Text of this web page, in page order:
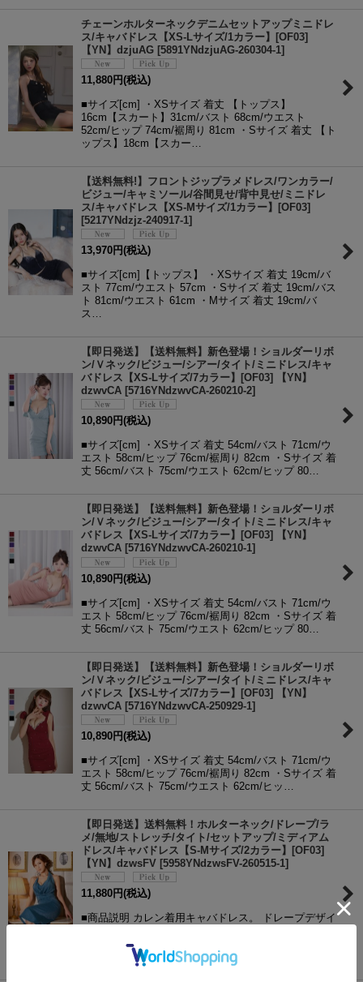
チェーンホルターネックデニムセットアップミニドレ
ス/キャバドレス【XS-Lサイズ/1カラー】[OF03]
【YN】dzjuAG [5891YNdzjuAG-260304-1]
11,880 円(税込)
■サイズ[cm] ・XSサイズ 着丈 【トップス】
16cm【スカート】31cm/バスト 68cm/ウエスト
52cm/ヒップ 74cm/裾周り 81cm ・Sサイズ 着丈 【ト
ップス】18cm【スカー…
【送料無料!】フロントジップラメドレス/ワンカラー/
ビジュー/キャミソール/谷間見せ/背中見せ/ミニドレ
ス/キャバドレス【XS-Mサイズ/1カラー】[OF03]
[5217YNdzjz-240917-1]
13,970 円(税込)
■サイズ[cm]【トップス】 ・XSサイズ 着丈 19cm/バ
スト 77cm/ウエスト 57cm ・Sサイズ 着丈 19cm/バス
ト 81cm/ウエスト 61cm ・Mサイズ 着丈 19cm/バ
ス…
【即日発送】【送料無料】新色登場！ショルダーリボ
ン/Ｖネック/ビジュー/シアー/タイト/ミニドレス/キャ
バドレス【XS-Lサイズ/7カラー】[OF03] 【YN】
dzwvCA [5716YNdzwvCA-260210-2]
10,890 円(税込)
■サイズ[cm] ・XSサイズ 着丈 54cm/バスト 71cm/ウ
エスト 58cm/ヒップ 76cm/裾周り 82cm ・Sサイズ 着
丈 56cm/バスト 75cm/ウエスト 62cm/ヒップ 80…
【即日発送】【送料無料】新色登場！ショルダーリボ
ン/Ｖネック/ビジュー/シアー/タイト/ミニドレス/キャ
バドレス【XS-Lサイズ/7カラー】[OF03] 【YN】
dzwvCA [5716YNdzwvCA-260210-1]
10,890円(税込)
■サイズ[cm] ・XSサイズ 着丈 54cm/バスト 71cm/ウ
エスト 58cm/ヒップ 76cm/裾周り 82cm ・Sサイズ 着
丈 56cm/バスト 75cm/ウエスト 62cm/ヒップ 80…
【即日発送】【送料無料】新色登場！ショルダーリボ
ン/Ｖネック/ビジュー/シアー/タイト/ミニドレス/キャ
バドレス【XS-Lサイズ/7カラー】[OF03] 【YN】
dzwvCA [5716YNdzwvCA-250929-1]
10,890円(税込)
■サイズ[cm] ・XSサイズ 着丈 54cm/バスト 71cm/ウ
エスト 58cm/ヒップ 76cm/裾周り 82cm ・Sサイズ 着
丈 56cm/バスト 75cm/ウエスト 62cm/ヒッ…
【即日発送】送料無料！ホルターネック/ドレープ/ラ
メ/無地/ストレッチ/タイト/セットアップ/ミディアム
ドレス/キャバドレス【S-Mサイズ/2カラー】[OF03]
【YN】dzwsFV [5958YNdzwsFV-260515-1]
11,880円(税込)
■商品説明 カレン着用キャバドレス。 ドレープデザイ
トスカートが女性らしいラインを際立たせ、セクシー
な印象をプラス。 動くたびに揺…